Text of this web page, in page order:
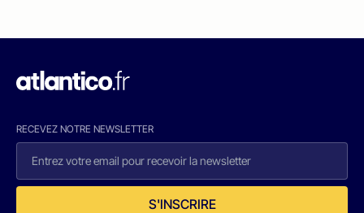
RECEVEZ NOTRE NEWSLETTER
S'INSCRIRE